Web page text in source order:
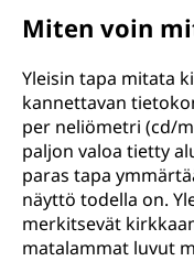
Miten voin
Yleisin tapa mitata
kannettavan
per neliömetri (cd/
paljon valoa tietty
paras tapa
näyttö todella on.
merkitsevät
matalammat luvut